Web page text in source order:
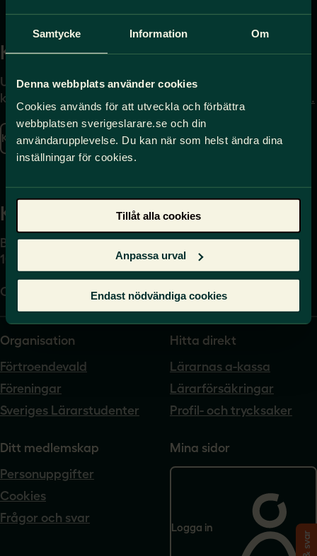
Samtycke Information Om
Denna webbplats använder cookies
Cookies används för att utveckla och förbättra
webbplatsen sverigeslarare.se och din
användarupplevelse. Du kan när som helst ändra dina
inställningar för cookies.
Tillåt alla cookies
Anpassa urval
Endast nödvändiga cookies
Kontakta
Uppgifter om hur du
kontaktar oss finns här.
Kontakta oss
Press
Journalist – du når oss
press@sverigeslarare.
se
Kansli
Box 17061
104 62 Stockholm
Org.nr. 802540-5542
Organisation
Förtroendevald
Föreningar
Sveriges Lärarstudenter
Hitta direkt
Lärarnas a-kassa
Lärarförsäkringar
Profil- och trycksaker
Ditt medlemskap
Personuppgifter
Cookies
Frågor och svar
Mina sidor
Logga in